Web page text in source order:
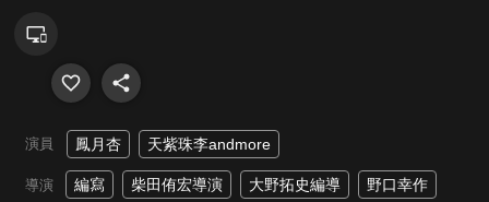
演員 鳳月杏 天紫珠李andmore
導演 編寫 柴田侑宏導演 大野拓史編導 野口幸作